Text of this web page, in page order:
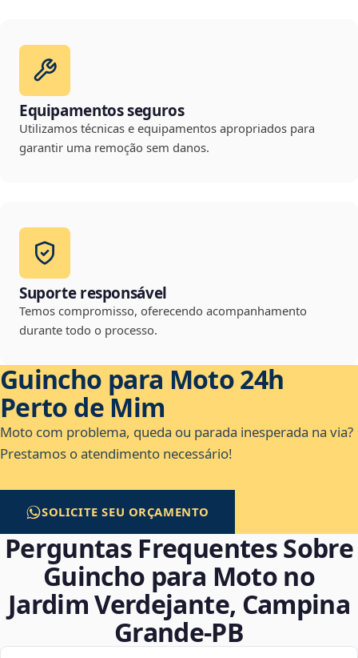
Equipamentos seguros
Utilizamos técnicas e equipamentos apropriados para
garantir uma remoção sem danos.
Suporte responsável
Temos compromisso, oferecendo acompanhamento
durante todo o processo.
Guincho para Moto 24h
Perto de Mim
Moto com problema, queda ou parada inesperada na via?
Prestamos o atendimento necessário!
SOLICITE SEU ORÇAMENTO
Perguntas Frequentes Sobre
Guincho para Moto no
Jardim Verdejante, Campina
Grande‑PB